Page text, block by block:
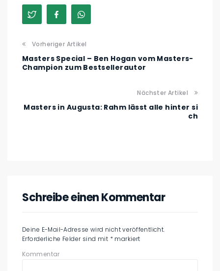
Vorheriger Artikel
Masters Special – Ben Hogan vom Masters-
Champion zum Bestsellerautor
Nächster Artikel
Masters in Augusta: Rahm lässt alle hinter si
ch
Schreibe einen Kommentar
Deine E-Mail-Adresse wird nicht veröffentlicht.
Erforderliche Felder sind mit * markiert
Kommentar